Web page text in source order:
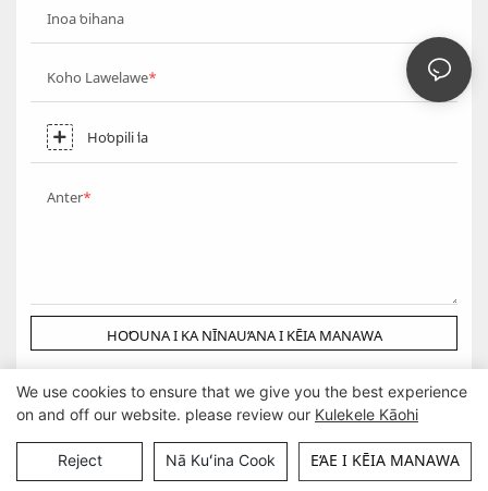
Inoa ʻoihana
Koho Lawelawe
Hoʻopili ʻia
Anter
HOʻOUNA I KA NĪNAUʻANA I KĒIA MANAWA
Kuleana kope © Guangzhou DG Furniture Co., Ltd. | Palapala kahua
We use cookies to ensure that we give you the best experience
on and off our website. please review our Kulekele Kāohi
Reject Nā Kuʻina Cook EʻAE I KĒIA MANAWA